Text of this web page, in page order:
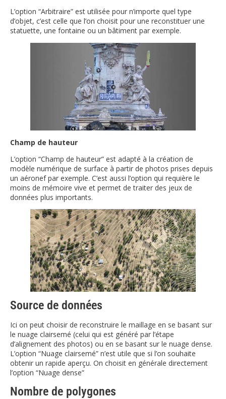
L’option “Arbitraire” est utilisée pour n’importe quel type
d’objet, c’est celle que l’on choisit pour une reconstituer une
statuette, une fontaine ou un bâtiment par exemple.
Champ de hauteur
L’option “Champ de hauteur” est adapté à la création de
modèle numérique de surface à partir de photos prises depuis
un aéronef par exemple. C’est aussi l’option qui requière le
moins de mémoire vive et permet de traiter des jeux de
données plus importants.
Source de données
Ici on peut choisir de reconstruire le maillage en se basant sur
le nuage clairsemé (celui qui est généré par l’étape
d’alignement des photos) ou en se basant sur le nuage dense.
L’option “Nuage clairsemé” n’est utile que si l’on souhaite
obtenir un rapide aperçu. On choisit en générale directement
l’option “Nuage dense”
Nombre de polygones